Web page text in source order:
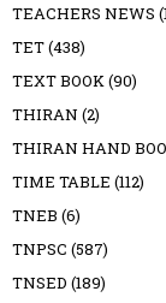
TEACHERS NEWS
TET(438)
TEXT BOOK(90)
THIRAN (2)
THIRAN HAND
TIME TABLE (112)
TNEB (6)
TNPSC (587)
TNSED (189)